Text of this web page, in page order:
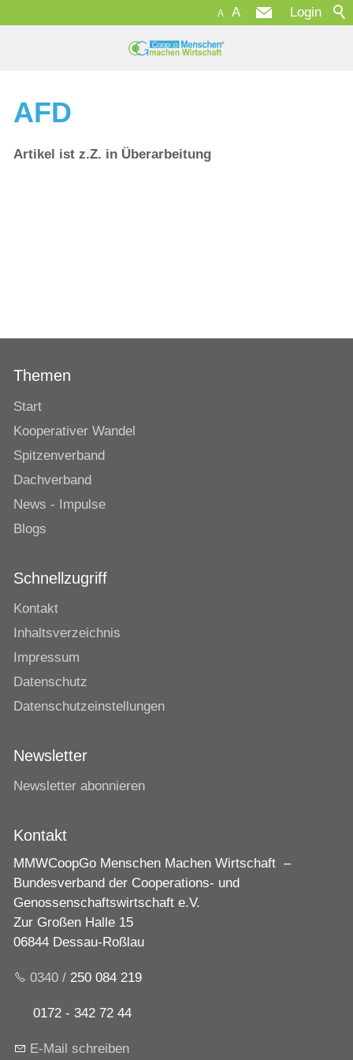
Login
A A
AFD
Artikel ist z.Z. in Überarbeitung
Themen
Start
Kooperativer Wandel
Spitzenverband
Dachverband
News - Impulse
Blogs
Schnellzugriff
Kontakt
Inhaltsverzeichnis
Impressum
Datenschutz
Datenschutzeinstellungen
Newsletter
Newsletter abonnieren
Kontakt
MMWCoopGo Menschen Machen Wirtschaft –
Bundesverband der Cooperations- und
Genossenschaftswirtschaft e.V.
Zur Großen Halle 15
06844 Dessau-Roßlau
0340 / 250 084 219
0172 - 342 72 44
E-Mail schreiben